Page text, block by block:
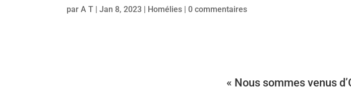
par A T | Jan 8, 2023 | Homélies | 0 commentaires
« Nous sommes venus